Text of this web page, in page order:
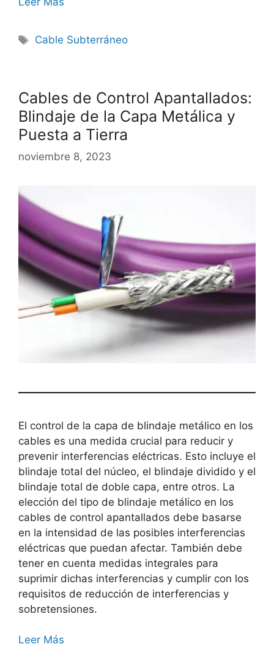
Cable Subterráneo
Cables de Control Apantallados:
Blindaje de la Capa Metálica y
Puesta a Tierra
noviembre 8, 2023
El control de la capa de blindaje metálico en los
cables es una medida crucial para reducir y
prevenir interferencias eléctricas. Esto incluye el
blindaje total del núcleo, el blindaje dividido y el
blindaje total de doble capa, entre otros. La
elección del tipo de blindaje metálico en los
cables de control apantallados debe basarse
en la intensidad de las posibles interferencias
eléctricas que puedan afectar. También debe
tener en cuenta medidas integrales para
suprimir dichas interferencias y cumplir con los
requisitos de reducción de interferencias y
sobretensiones.
Leer Más